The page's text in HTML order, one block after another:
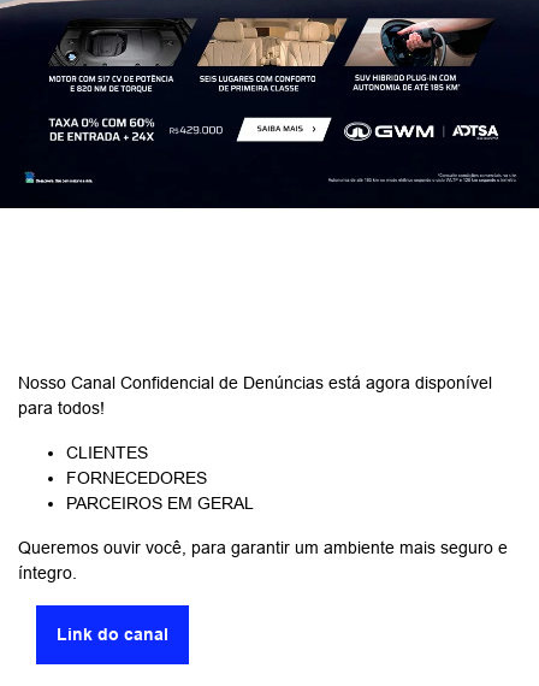
Nosso Canal Confidencial de Denúncias está agora disponível
para todos!
CLIENTES
FORNECEDORES
PARCEIROS EM GERAL
Queremos ouvir você, para garantir um ambiente mais seguro e
íntegro.
Link do canal